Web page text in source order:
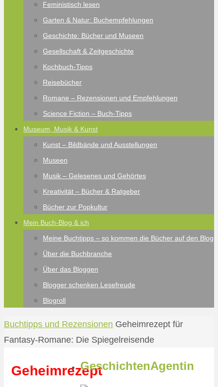
Feministisch lesen
Garten & Natur: Buchempfehlungen
Geschichte: Bücher und Museen
Gesellschaft & Zeitgeschichte
Kochbuch-Tipps
Reisebücher
Romane – Rezensionen und Empfehlungen
Science Fiction – Buch-Tipps
Museum, Musik & Kunst
Kunst – Bildbände und Ausstellungen
Museen
Musik – Gelesenes und Gehörtes
Kreativität – Bücher & Ratgeber
Bücher zur Popkultur
Mein Buch-Blog & ich
Meine Buchtipps – so kommen die Bücher auf den Blog
Über die Buchbranche
Über das Bloggen
Blogger schenken Lesefreude
Blogroll
Start
Buchtipps und Rezensionen Geheimrezept für
Fantasy-Romane: Die Spiegelreisende
GeheimrezeptGeschichtenAgentin